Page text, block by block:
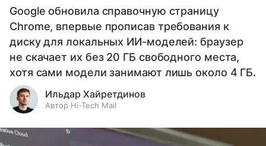
Google обновила справочную страницу
Chrome, впервые прописав требования к
диску для локальных ИИ-моделей: браузер
не скачает их без 20 ГБ свободного места,
хотя сами модели занимают лишь около 4 ГБ.
Ильдар Хайретдинов
Автор Hi-Tech Mail